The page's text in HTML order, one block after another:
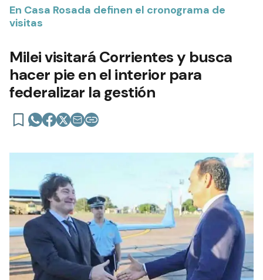
En Casa Rosada definen el cronograma de
visitas
Milei visitará Corrientes y busca
hacer pie en el interior para
federalizar la gestión